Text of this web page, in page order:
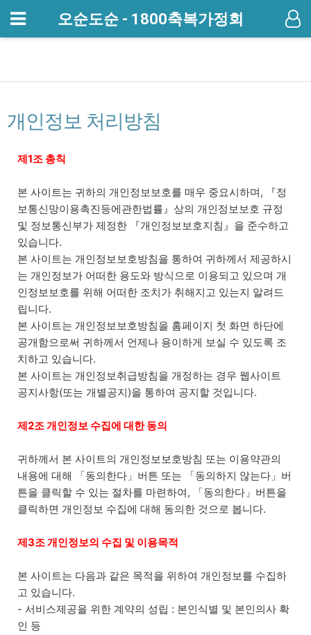
메뉴 오순도순 - 1800축복가정회
개인정보 처리방침
개인정보 처리방침 안내
제1조 총칙
본 사이트는 귀하의 개인정보보호를 매우 중요시하며, 『정
보통신망이용촉진등에관한법률』상의 개인정보보호 규정
및 정보통신부가 제정한 『개인정보보호지침』을 준수하고
있습니다.
본 사이트는 개인정보보호방침을 통하여 귀하께서 제공하시
는 개인정보가 어떠한 용도와 방식으로 이용되고 있으며 개
인정보보호를 위해 어떠한 조치가 취해지고 있는지 알려드
립니다.
본 사이트는 개인정보보호방침을 홈페이지 첫 화면 하단에
공개함으로써 귀하께서 언제나 용이하게 보실 수 있도록 조
치하고 있습니다.
본 사이트는 개인정보취급방침을 개정하는 경우 웹사이트
공지사항(또는 개별공지)을 통하여 공지할 것입니다.
제2조 개인정보 수집에 대한 동의
귀하께서 본 사이트의 개인정보보호방침 또는 이용약관의
내용에 대해 「동의한다」버튼 또는 「동의하지 않는다」버
튼을 클릭할 수 있는 절차를 마련하여, 「동의한다」버튼을
클릭하면 개인정보 수집에 대해 동의한 것으로 봅니다.
제3조 개인정보의 수집 및 이용목적
본 사이트는 다음과 같은 목적을 위하여 개인정보를 수집하
고 있습니다.
- 서비스제공을 위한 계약의 성립 : 본인식별 및 본인의사 확
인 등